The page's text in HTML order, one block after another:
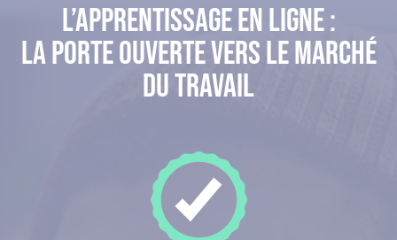
L’apprentissage en ligne :
la porte ouverte vers le marché
du travail